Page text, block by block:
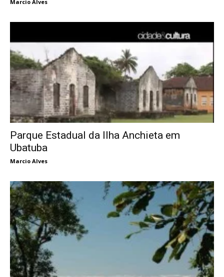
Marcio Alves
Parque Estadual da Ilha Anchieta em
Ubatuba
Marcio Alves